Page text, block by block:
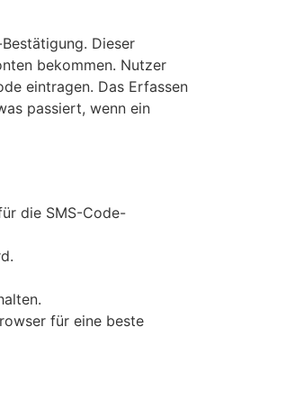
Dieser
bekommen. Nutzer
eintragen. Das Erfassen
passiert, wenn ein
die SMS-Code-
für eine beste